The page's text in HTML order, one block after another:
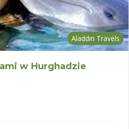
Aladdin Travels
w Hurghadzie